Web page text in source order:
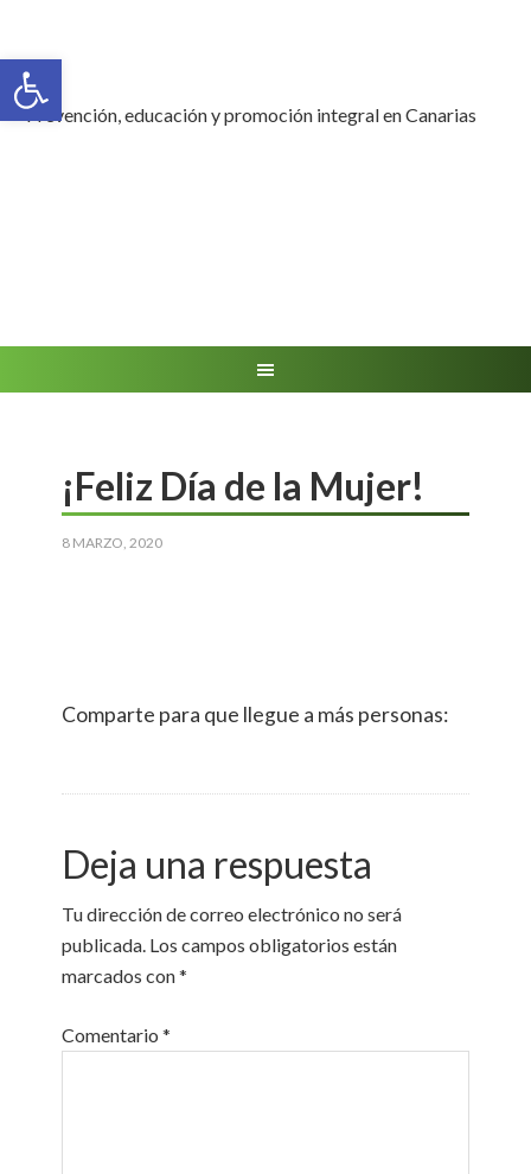
Abrir barra de herramientas
Prevención, educación y promoción integral en Canarias
¡Feliz Día de la Mujer!
8 MARZO, 2020
Comparte para que llegue a más personas:
Deja una respuesta
Tu dirección de correo electrónico no será
publicada. Los campos obligatorios están
marcados con*
Comentario*